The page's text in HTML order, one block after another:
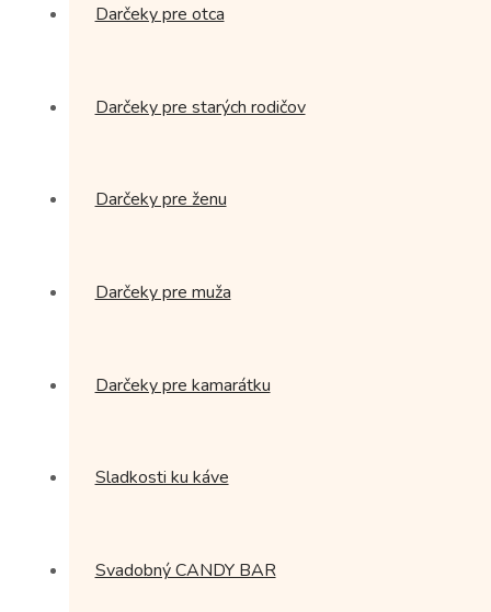
Darčeky pre otca
Darčeky pre starých rodičov
Darčeky pre ženu
Darčeky pre muža
Darčeky pre kamarátku
Sladkosti ku káve
Svadobný CANDY BAR